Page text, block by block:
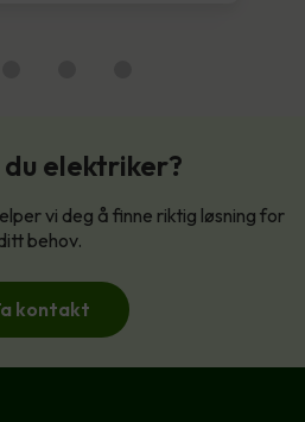
elektriker?
vi deg å finne riktig løsning for
behov.
kontakt